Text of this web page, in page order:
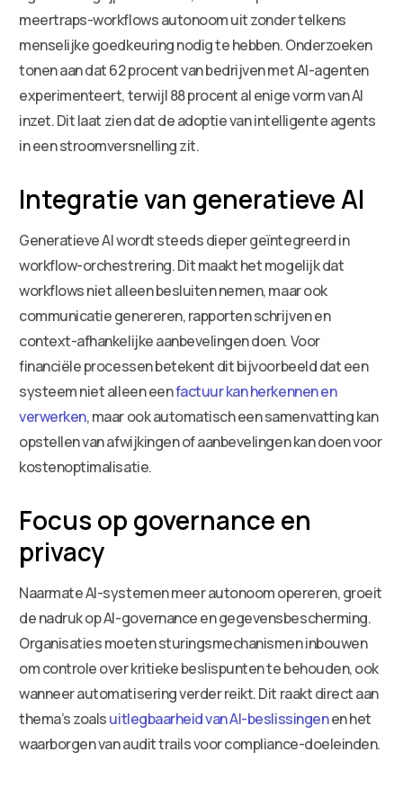
meertraps-workflows autonoom uit zonder telkens
menselijke goedkeuring nodig te hebben. Onderzoeken
tonen aan dat 62 procent van bedrijven met AI-agenten
experimenteert, terwijl 88 procent al enige vorm van AI
inzet. Dit laat zien dat de adoptie van intelligente agents
in een stroomversnelling zit.
Integratie van generatieve AI
Generatieve AI wordt steeds dieper geïntegreerd in
workflow-orchestrering. Dit maakt het mogelijk dat
workflows niet alleen besluiten nemen, maar ook
communicatie genereren, rapporten schrijven en
context-afhankelijke aanbevelingen doen. Voor
financiële processen betekent dit bijvoorbeeld dat een
systeem niet alleen eenfactuur kan herkennen en
verwerken, maar ook automatisch een samenvatting kan
opstellen van afwijkingen of aanbevelingen kan doen voor
kostenoptimalisatie.
Focus op governance en
privacy
Naarmate AI-systemen meer autonoom opereren, groeit
de nadruk op AI-governance en gegevensbescherming.
Organisaties moeten sturingsmechanismen inbouwen
om controle over kritieke beslispunten te behouden, ook
wanneer automatisering verder reikt. Dit raakt direct aan
thema’s zoalsuitlegbaarheid van AI-beslissingenen het
waarborgen van audit trails voor compliance-doeleinden.